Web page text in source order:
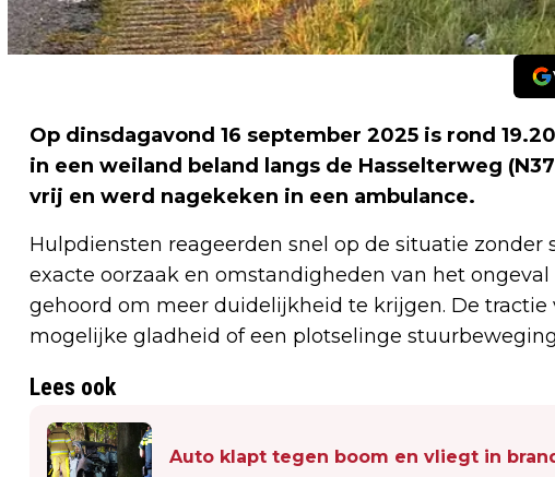
Op dinsdagavond 16 september 2025 is rond
in een weiland beland langs de Hasselterweg
vrij en werd nagekeken in een ambulance.
Hulpdiensten reageerden snel op de situatie zonder
exacte oorzaak en omstandigheden van het
gehoord om meer duidelijkheid te krijgen. De
mogelijke gladheid of een plotselinge
Lees ook
Auto klapt tegen boom en vliegt in